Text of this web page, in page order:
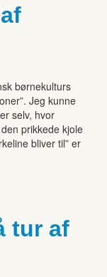
børnekulturs
Jeg kunne
selv, hvor
prikkede kjole
bliver til” er
tur af